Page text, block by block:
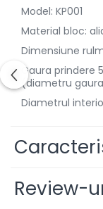
Model: KP001
Material bloc:
Dimensiune
Gaura
(diametru
Diametrul
Review-